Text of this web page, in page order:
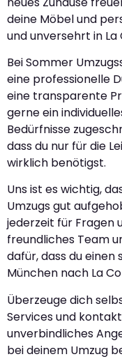
deine Möbel und
und unversehrt in
Bei Sommer
eine professionelle
eine transparente
gerne ein
Bedürfnisse
dass du nur für die
wirklich benötigst.
Uns ist es wichtig,
Umzugs gut
jederzeit für Fragen
freundliches Team
dafür, dass du
München nach La
Überzeuge dich
Services und
unverbindliches
bei deinem Umzug